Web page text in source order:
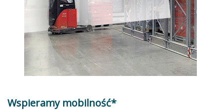
Wspieramy mobilność*